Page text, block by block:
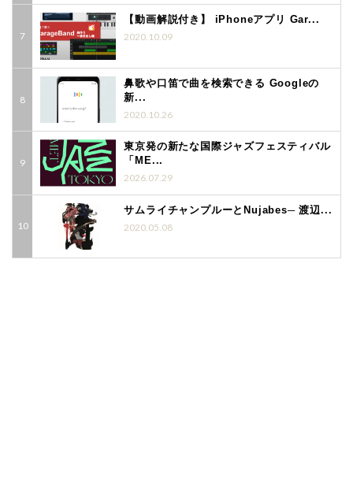
【動画解説付き】 iPhoneアプリ Gar...
2020.10.09
鼻歌や口笛で曲を検索できる Googleの
新...
2020.10.26
東京発の新たな国際ジャズフェスティバル
「ME...
2026.07.29
サムライチャンプルーとNujabes─ 渡辺...
2020.05.08